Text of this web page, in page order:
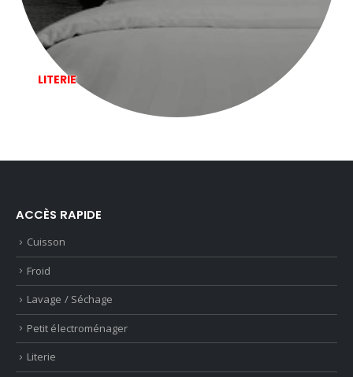
LITERIE
ACCÈS RAPIDE
Cuisson
Froid
Lavage / Séchage
Petit électroménager
Literie